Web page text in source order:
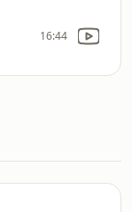
16:44